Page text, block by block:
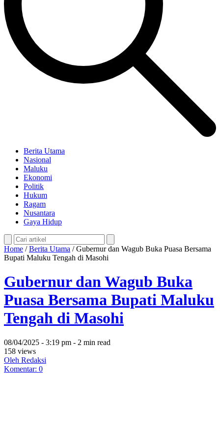
Berita Utama
Nasional
Maluku
Ekonomi
Politik
Hukum
Ragam
Nusantara
Gaya Hidup
Home /Berita Utama /Gubernur dan Wagub Buka Puasa Bersama
Bupati Maluku Tengah di Masohi
Gubernur dan Wagub Buka
Puasa Bersama Bupati Maluku
Tengah di Masohi
08/04/2025 - 3:19 pm - 2 min read
158 views
Oleh Redaksi
Komentar: 0